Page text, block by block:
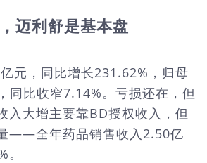
迈利舒是基本盘
元，同比增长231.62%，归母
同比收窄7.14%。亏损还在，但
入大增主要靠BD授权收入，但
——全年药品销售收入2.50亿